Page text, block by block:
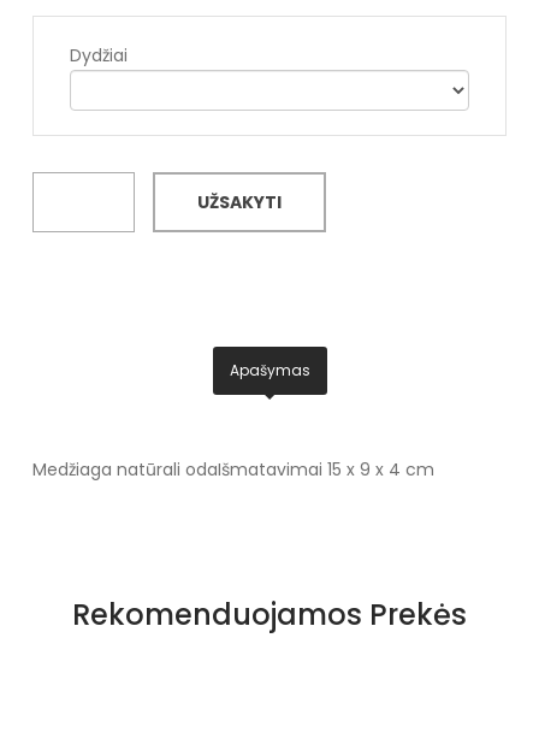
Dydžiai
UŽSAKYTI
Apašymas
Medžiaga natūrali odaIšmatavimai 15 x 9 x 4 cm
Rekomenduojamos Prekės